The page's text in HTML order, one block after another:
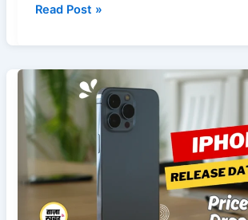
Read Post »
iPhone
17
सीरीज
कीमत
अपडेट:
Apple
17,